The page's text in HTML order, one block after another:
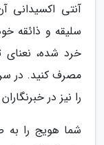
آنتی
سلیقه و ذائقه
خرد شده،
مصرف کنید. در
را نیز در
شما هویج را